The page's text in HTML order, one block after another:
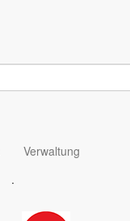
Verwaltung
.